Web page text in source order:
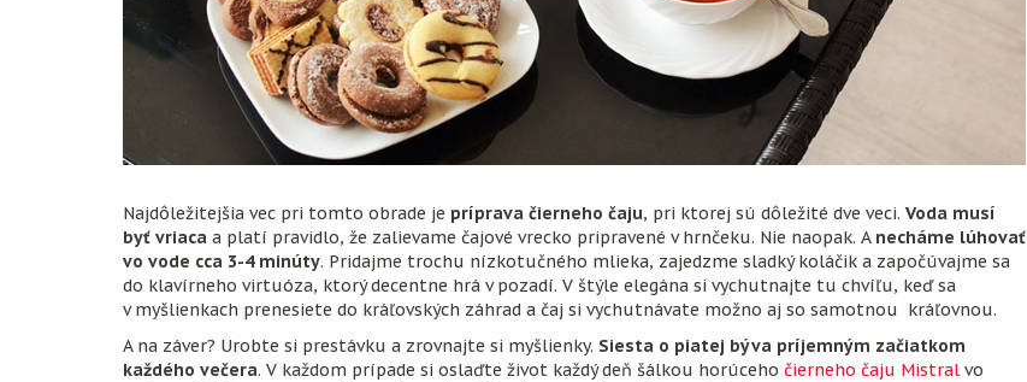
Najdôležitejšia vec pri tomto obrade je príprava čierneho čaju, pri ktorej sú dôležité dve veci. Voda musí
byť vriaca a platí pravidlo, že zalievame čajové vrecko pripravené v hrnčeku. Nie naopak. A necháme lúhovať
vo vode cca 3-4 minúty. Pridajme trochu nízkotučného mlieka, zajedzme sladký koláčik a započúvajme sa
do klavírneho virtuóza, ktorý decentne hrá v pozadí. V štýle elegána si vychutnajte tu chvíľu, keď sa
v myšlienkach prenesiete do kráľovských záhrad a čaj si vychutnávate možno aj so samotnou kráľovnou.
A na záver? Urobte si prestávku a zrovnajte si myšlienky. Siesta o piatej býva príjemným začiatkom
každého večera. V každom prípade si oslaďte život každý deň šálkou horúceho čierneho čaju Mistral vo